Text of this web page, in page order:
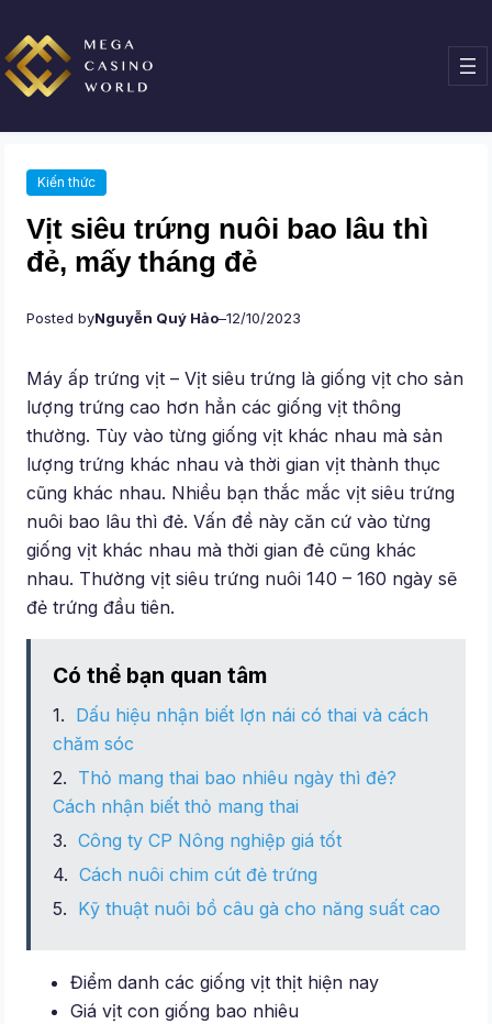
đến
phần
nội
dung
Kiến thức
Vịt siêu trứng nuôi bao lâu thì
đẻ, mấy tháng đẻ
Posted byNguyễn Quý Hảo–12/10/2023
Máy ấp trứng vịt – Vịt siêu trứng là giống vịt cho sản
lượng trứng cao hơn hẳn các giống vịt thông
thường. Tùy vào từng giống vịt khác nhau mà sản
lượng trứng khác nhau và thời gian vịt thành thục
cũng khác nhau. Nhiều bạn thắc mắc vịt siêu trứng
nuôi bao lâu thì đẻ. Vấn đề này căn cứ vào từng
giống vịt khác nhau mà thời gian đẻ cũng khác
nhau. Thường vịt siêu trứng nuôi 140 – 160 ngày sẽ
đẻ trứng đầu tiên.
Có thể bạn quan tâm
Dấu hiệu nhận biết lợn nái có thai và cách
chăm sóc
Thỏ mang thai bao nhiêu ngày thì đẻ?
Cách nhận biết thỏ mang thai
Công ty CP Nông nghiệp giá tốt
Cách nuôi chim cút đẻ trứng
Kỹ thuật nuôi bồ câu gà cho năng suất cao
Điểm danh các giống vịt thịt hiện nay
Giá vịt con giống bao nhiêu